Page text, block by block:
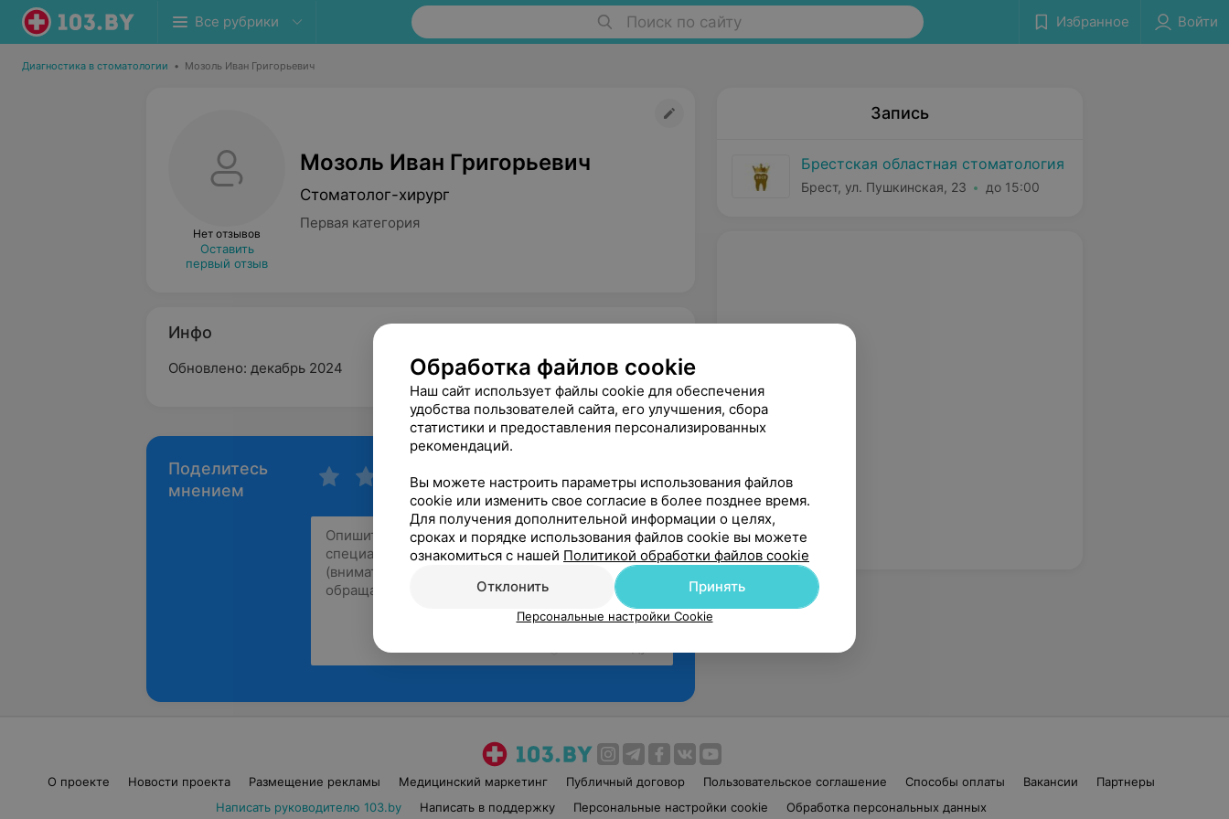
Все рубрики Поиск по сайту Избранное Войти
Диагностика в стоматологии • Мозоль Иван Григорьевич
Нет отзывов
Оставить
первый отзыв
Мозоль Иван Григорьевич
Стоматолог-хирург
Первая категория
Инфо
Обновлено: декабрь 2024
Поделитесь
мнением
Запись
Брестская областная стоматология
Брест, ул. Пушкинская, 23 до 15:00
О проекте Новости проекта Размещение рекламы Медицинский маркетинг Публичный договор Пользовательское соглашение Способы оплаты Вакансии
Партнеры
Написать руководителю 103.by
Написать в поддержку Персональные настройки cookie Обработка персональных данных
Обработка файлов cookie
Наш сайт использует файлы cookie для обеспечения
удобства пользователей сайта, его улучшения, сбора
статистики и предоставления персонализированных
рекомендаций.
Вы можете настроить параметры использования файлов
cookie или изменить свое согласие в более позднее время.
Для получения дополнительной информации о целях,
сроках и порядке использования файлов cookie вы можете
ознакомиться с нашей Политикой обработки файлов cookie
Отклонить
Принять
Персональные настройки Cookie